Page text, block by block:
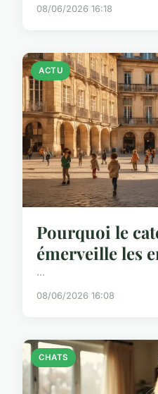
08/06/2026 16:18
ACTU
Pourquoi le
émerveille les
...
08/06/2026 16:08
CHATS